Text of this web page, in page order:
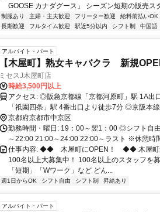
GOOSE カナダグース」 シーズン短期の販売
制服あり 主婦・主夫歓迎 フリーター歓迎 給料前払いOK
長期歓迎
フルタイム歓迎 駅近5分以内 シフト制 中国語
アルバイト・パート
【木屋町】熟女キャバクラ 新規
ミセスJ木屋町店
時給3,500円以上
アクセス: ◎阪急京都線「京都河原町」駅 1A出口、3B出口より徒歩5分 ◎京阪本線
「祇園四条」駅 4番出口より徒歩7分 ◎京阪本線「三条」駅 地下鉄東西線「三条」
駅 6番出口より徒歩5分 4番出口より徒歩7分
京都府京都市中京区
勤務時間・曜日: 19：00～翌1：00 ◎シフト
～22:00 21:00～24:00 22:00～ラスト ※休憩時
仕事内容: ◆◆ 木屋町にOPEN！ ◆◆ 木屋町
100名以上大募集中！ 100名以上のスタッフを
「短期」「Wワーク」など どん...
週1日からOK シフト自由 シフト制 昇給あり
アルバイト・パート